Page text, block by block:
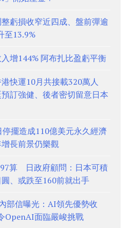
虧損收窄近四成、盤前彈逾
13.9%
增144% 阿布扎比盈虧平衡
快運10月共接載320萬人
訂強健、後者密切留意日本
擺造成110億美元永久經濟
長前景仍樂觀
算 日政府顧問：日本可積
、或跌至160前就出手
部信曝光：AI領先優勢收
面臨嚴峻挑戰